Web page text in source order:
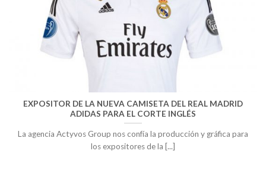
EXPOSITOR DE LA NUEVA CAMISETA DEL REAL MADRID
ADIDAS PARA EL CORTE INGLÉS
La agencia Actyvos Group nos confía la producción y gráfica para
los expositores de la [...]